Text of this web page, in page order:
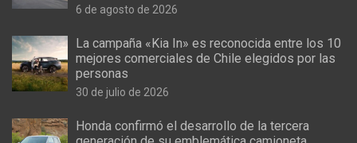
6 de agosto de 2026
La campaña «Kia In» es reconocida entre los 10
mejores comerciales de Chile elegidos por las
personas
30 de julio de 2026
Honda confirmó el desarrollo de la tercera